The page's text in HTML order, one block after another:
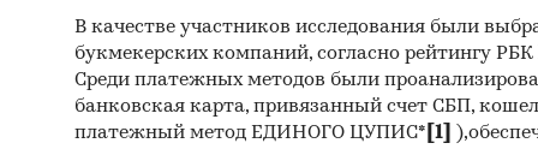
В качестве участников исследования были
букмекерских компаний, согласно рейтингу
Среди платежных методов были
банковская карта, привязанный счет СБП,
платежный метод ЕДИНОГО ЦУПИС* [1]